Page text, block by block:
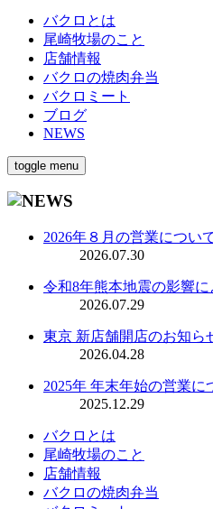
バクロとは
尾崎牧場のこと
店舗情報
バクロの焼肉弁当
バクロミート
ブログ
NEWS
toggle menu
2026年８月の営業につい
2026.07.30
令和8年熊本地震の影響
2026.07.29
東京 新店舗開店のお知ら
2026.04.28
2025年 年末年始の営業に
2025.12.29
バクロとは
尾崎牧場のこと
店舗情報
バクロの焼肉弁当